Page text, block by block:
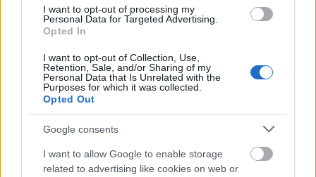
I want to opt-out of processing my
Personal Data for Targeted Advertising.
Opted In
I want to opt-out of Collection, Use,
Retention, Sale, and/or Sharing of my
Personal Data that Is Unrelated with the
Purposes for which it was collected.
Opted Out
Google consents
I want to allow Google to enable storage
related to advertising like cookies on web or
órákban, amikor meghalotta Lizi csilingelését.
Tudta, hogyha a Bükk felé megy, akkor mikor indul
vissza. Elhatározta, ezúttal meglepi őt, kimegy a
telephelyről és elgurul egészen a sínek végéig, majd
szép lassan ki az útra.
Csak egy volt a baj: Réka össze volt kötve vele, csak
együtt tudnak kimenni a telepről.
- Réka - szólt halk hangon Zozó -, velem tartasz,
kiszökünk innen?